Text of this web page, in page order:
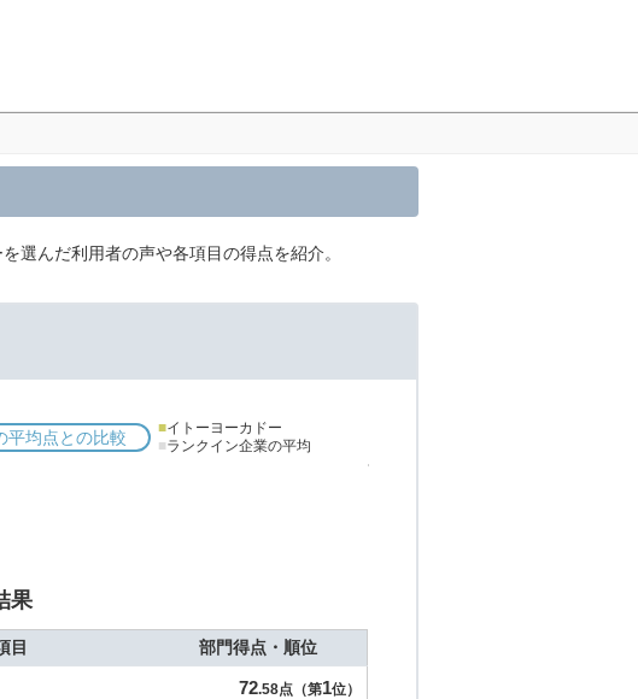
選んだ利用者の声や各項目の得点を紹介。
平均点との比較 ■イトーヨーカドー
■ランクイン企業の平均
果
目 部門得点・順位
72.58点（第1位）